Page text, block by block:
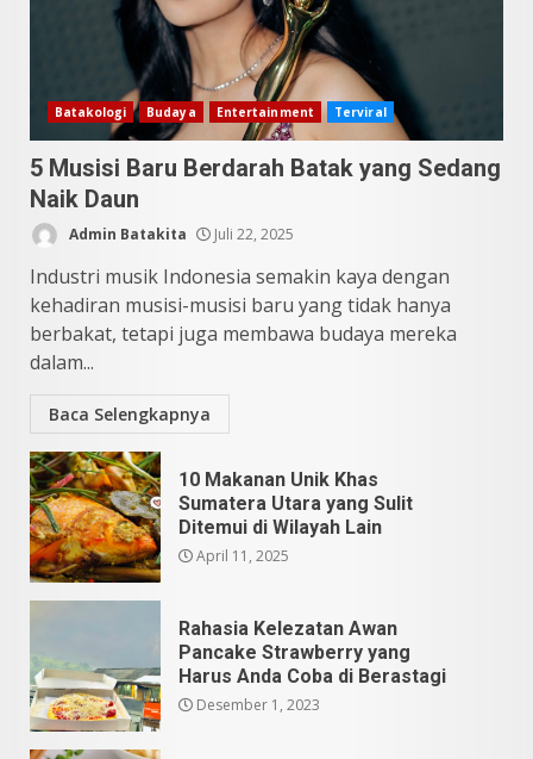
Mei 25, 2026
Batakologi Budaya Entertainment Terviral
5 Musisi Baru Berdarah Batak yang Sedang
Naik Daun
Admin Batakita Juli 22, 2025
Industri musik Indonesia semakin kaya dengan
kehadiran musisi-musisi baru yang tidak hanya
berbakat, tetapi juga membawa budaya mereka
dalam...
Baca Selengkapnya
10 Makanan Unik Khas
Sumatera Utara yang Sulit
Ditemui di Wilayah Lain
April 11, 2025
Rahasia Kelezatan Awan
Pancake Strawberry yang
Harus Anda Coba di Berastagi
Desember 1, 2023